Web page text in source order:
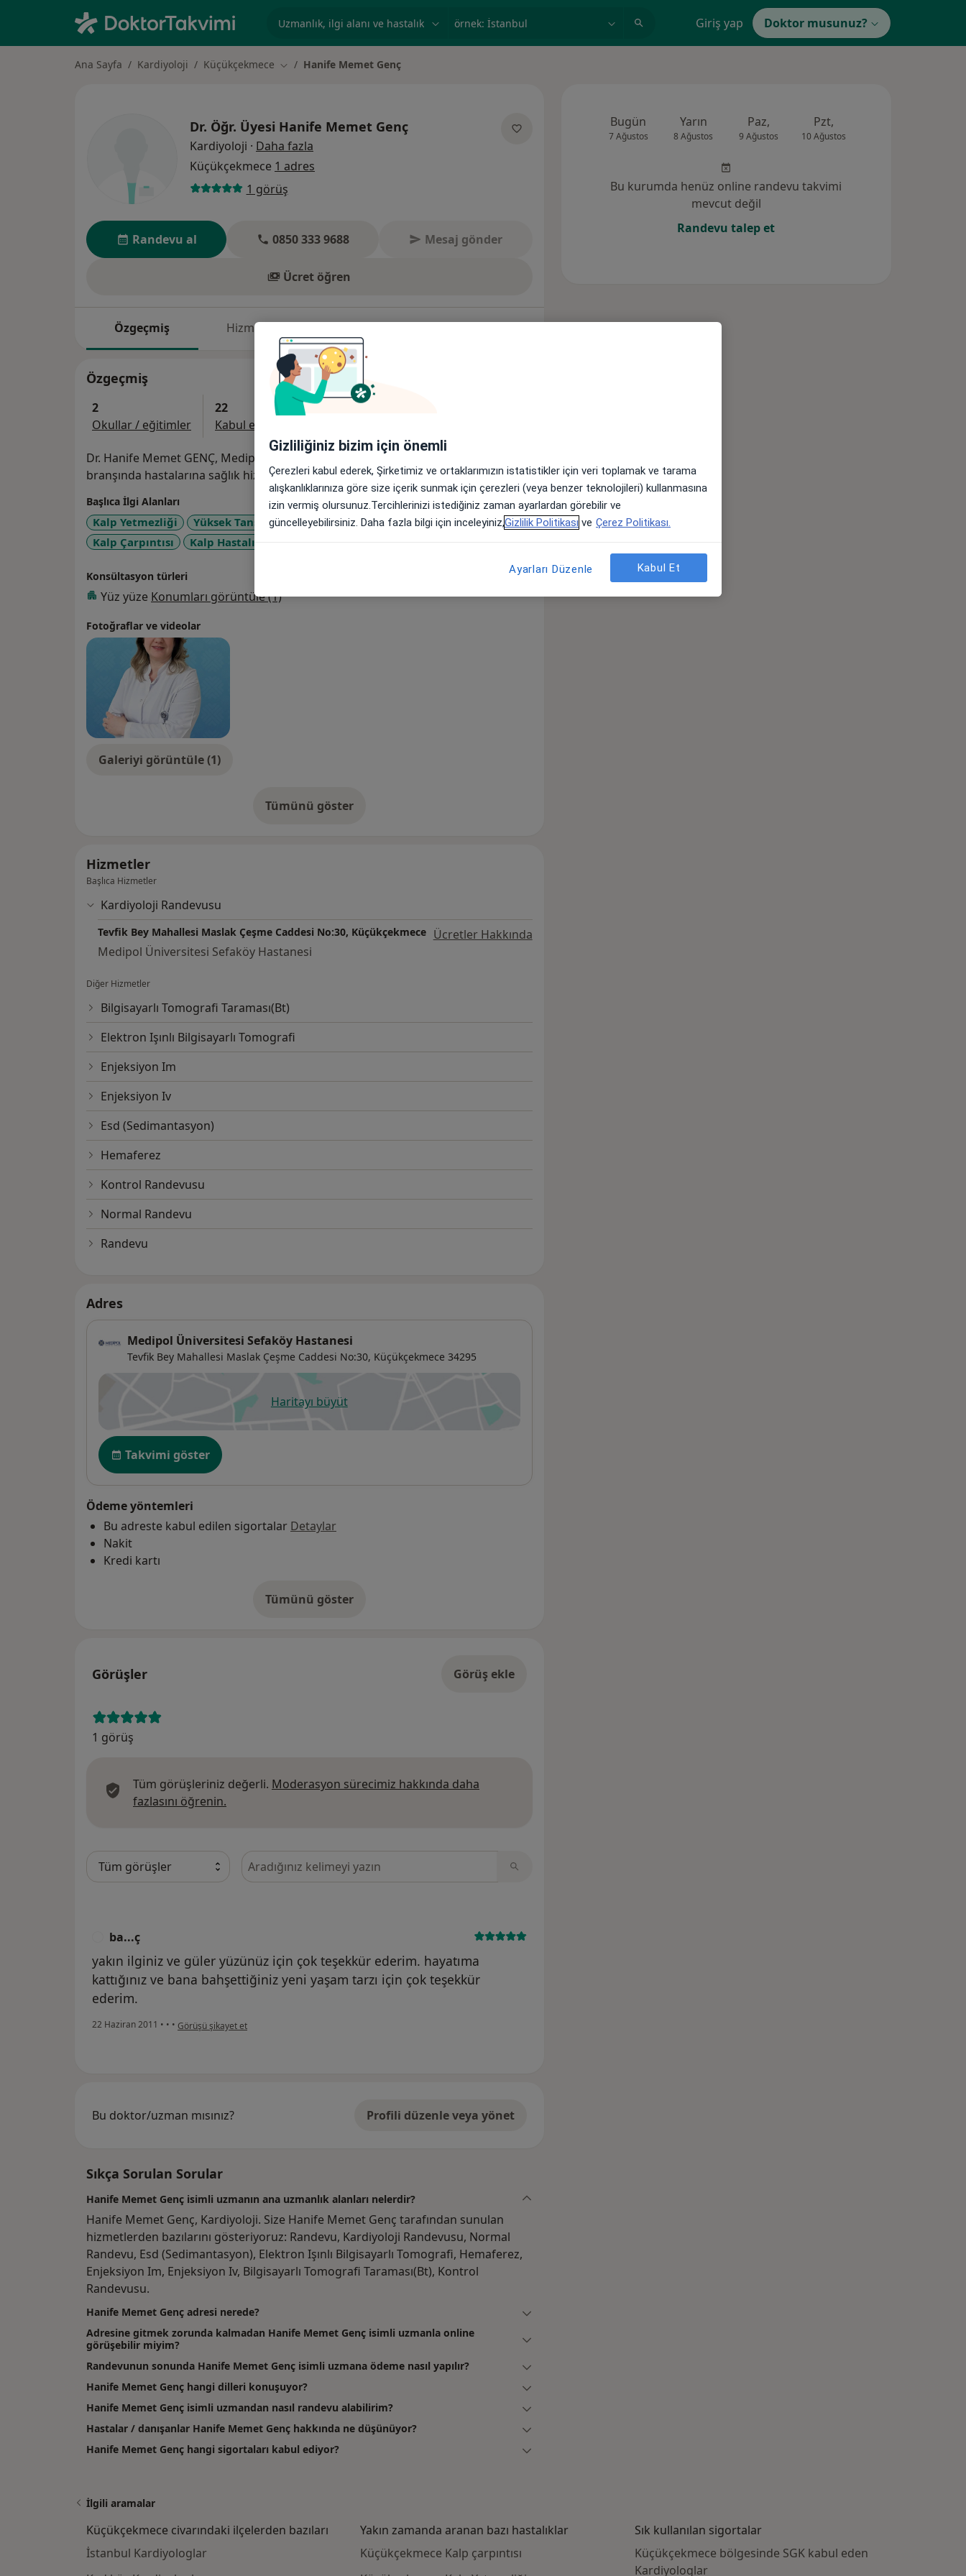
örnek: İstanbul Giriş yap Doktor musunuz?
Ana Sayfa Kardiyoloji Küçükçekmece Şehir değiştir
Hanife Memet Genç
Dr. Öğr. Üyesi Hanife Memet Genç
Kardiyoloji · Daha fazla
Küçükçekmece 1 adres
1 görüş
Randevu al 0850 333 9688 Mesaj gönder
Ücret öğren
Özgeçmiş Hizmetler
Özgeçmiş
2
Okullar / eğitimler
22
Kabul edilen sigortalar
Dr. Hanife Memet GENÇ, Medipol Üniversitesi Sefaköy Hastanesi'nde Kardiyoloji
branşında hastalarına sağlık hizmeti vermektedir.
Başlıca İlgi Alanları
Kalp Yetmezliği Yüksek Tansiyon (Hipertansiyon)
Koroner Arter Hastalığı
Kalp Çarpıntısı
Kalp Hastalıkları
Konsültasyon türleri
Yüz yüze Konumları görüntüle (1)
Fotoğraflar ve videolar
Galeriyi görüntüle (1)
Tümünü gösterdeneyim hakkında
Hizmetler
Başlıca Hizmetler
Kardiyoloji Randevusu
Tevfik Bey Mahallesi Maslak Çeşme Caddesi No:30, Küçükçekmece Ücretler Hakkında
Medipol Üniversitesi Sefaköy Hastanesi
Diğer Hizmetler
Bilgisayarlı Tomografi Taraması(Bt)
Elektron Işınlı Bilgisayarlı Tomografi
Enjeksiyon Im
Enjeksiyon Iv
Esd (Sedimantasyon)
Hemaferez
Kontrol Randevusu
Normal Randevu
Randevu
Adres
Medipol Üniversitesi Sefaköy Hastanesi
Tevfik Bey Mahallesi Maslak Çeşme Caddesi No:30, Küçükçekmece 34295
Haritayı büyüt
yeni bir sekmede açılır
Uygunluk
Takvimi göster
Ödeme yöntemleri
Bu adreste kabul edilen sigortalar Detaylar
Nakit
Kredi kartı
Tümünü göster
adres hakkında
Görüşler Görüş ekle
1 görüş
Tüm görüşleriniz değerli. Moderasyon sürecimiz hakkında daha
fazlasını öğrenin.
Görüşler içerisinde ara
ba...ç
yakın ilginiz ve güler yüzünüz için çok teşekkür ederim. hayatıma
kattığınız ve bana bahşettiğiniz yeni yaşam tarzı için çok teşekkür
ederim.
22 Haziran 2011 • • • kullanıcının görüşüne göre ba...ç
Görüşü şikayet et
Bu doktor/uzman mısınız? Profili düzenle veya yönet
Sıkça Sorulan Sorular
Hanife Memet Genç isimli uzmanın ana uzmanlık alanları nelerdir?
Hanife Memet Genç, Kardiyoloji. Size Hanife Memet Genç tarafından sunulan
hizmetlerden bazılarını gösteriyoruz: Randevu, Kardiyoloji Randevusu, Normal
Randevu, Esd (Sedimantasyon), Elektron Işınlı Bilgisayarlı Tomografi, Hemaferez,
Enjeksiyon Im, Enjeksiyon Iv, Bilgisayarlı Tomografi Taraması(Bt), Kontrol
Randevusu.
Hanife Memet Genç adresi nerede?
Adresine gitmek zorunda kalmadan Hanife Memet Genç isimli uzmanla online
görüşebilir miyim?
Randevunun sonunda Hanife Memet Genç isimli uzmana ödeme nasıl yapılır?
Hanife Memet Genç hangi dilleri konuşuyor?
Hanife Memet Genç isimli uzmandan nasıl randevu alabilirim?
Hastalar / danışanlar Hanife Memet Genç hakkında ne düşünüyor?
Hanife Memet Genç hangi sigortaları kabul ediyor?
Bugün
7 Ağustos
Yarın
8 Ağustos
Paz,
9 Ağustos
Pzt,
10 Ağustos
Bu kurumda henüz online randevu takvimi
mevcut değil
Randevu talep et
İlgili aramalar
Küçükçekmece civarındaki ilçelerden bazıları
İstanbul Kardiyologlar
Yakın zamanda aranan bazı hastalıklar
Küçükçekmece Kalp çarpıntısı
Sık kullanılan sigortalar
Küçükçekmece bölgesinde SGK kabul eden
Kardiyologlar
Gizliliğiniz bizim için önemli
Çerezleri kabul ederek, Şirketimiz ve ortaklarımızın istatistikler için veri toplamak ve tarama
alışkanlıklarınıza göre size içerik sunmak için çerezleri (veya benzer teknolojileri) kullanmasına
izin vermiş olursunuz.Tercihlerinizi istediğiniz zaman ayarlardan görebilir ve
güncelleyebilirsiniz. Daha fazla bilgi için inceleyiniz,Gizlilik Politikası ve Çerez Politikası.
Ayarları Düzenle Kabul Et